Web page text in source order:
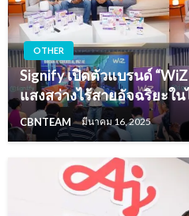
OTHER
Signify เปิดตัวแบรนด์
แสงสว่างไร้สายอัจฉริยะใน
CBNTEAM มีนาคม 16, 2025